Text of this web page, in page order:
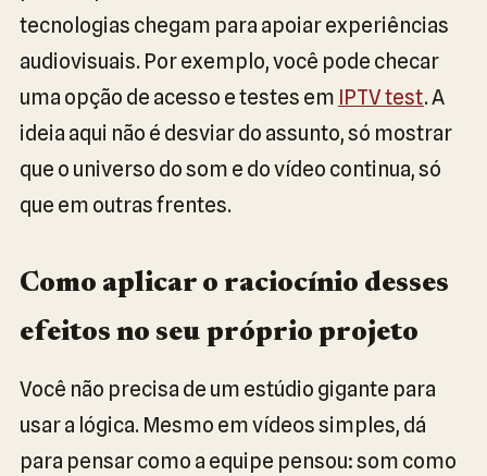
tecnologias chegam para apoiar experiências
audiovisuais. Por exemplo, você pode checar
uma opção de acesso e testes em IPTV test. A
ideia aqui não é desviar do assunto, só mostrar
que o universo do som e do vídeo continua, só
que em outras frentes.
Como aplicar o raciocínio desses
efeitos no seu próprio projeto
Você não precisa de um estúdio gigante para
usar a lógica. Mesmo em vídeos simples, dá
para pensar como a equipe pensou: som como